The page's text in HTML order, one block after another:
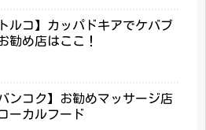
トルコ】カッパドキアでケバブ
勧め店はここ！
バンコク】お勧めマッサージ店
ーカルフード